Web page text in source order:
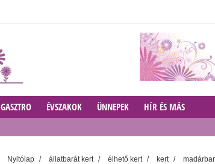
GASZTRO ÉVSZAKOK ÜNNEPEK HÍR ÉS MÁS
Nyitólap / állatbarát kert / élhető kert / kert /